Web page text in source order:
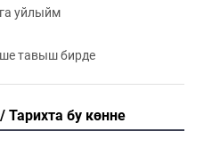
уйлыйм
тавыш бирде
Тарихта бу көнне